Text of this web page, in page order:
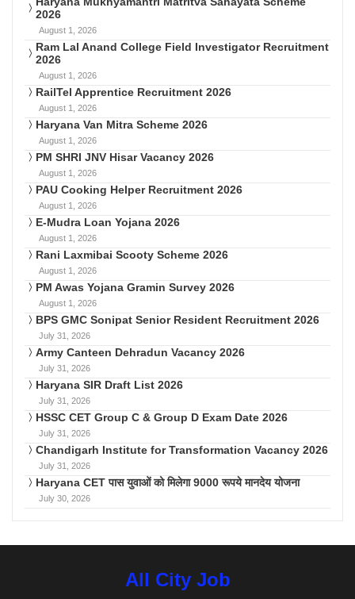
2026
August 1, 2026
Ram Lal Anand College Field Investigator Recruitment
2026
August 1, 2026
RailTel Apprentice Recruitment 2026
August 1, 2026
Haryana Van Mitra Scheme 2026
August 1, 2026
PM SHRI JNV Hisar Vacancy 2026
August 1, 2026
PAU Cooking Helper Recruitment 2026
August 1, 2026
E-Mudra Loan Yojana 2026
August 1, 2026
Rani Laxmibai Scooty Scheme 2026
August 1, 2026
PM Awas Yojana Gramin Survey 2026
August 1, 2026
BPS GMC Sonipat Senior Resident Recruitment 2026
July 31, 2026
Army Canteen Dehradun Vacancy 2026
July 31, 2026
Haryana SIR Draft List 2026
July 31, 2026
HSSC CET Group C & Group D Exam Date 2026
July 31, 2026
Chandigarh Institute for Transformation Vacancy 2026
July 31, 2026
Haryana CET पास युवाओं को मिलेगा 9000 रूपये मानदेय योजना
July 30, 2026
All City Job